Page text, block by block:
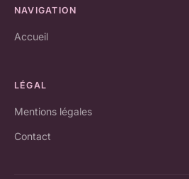
NAVIGATION
Accueil
LÉGAL
Mentions légales
Contact